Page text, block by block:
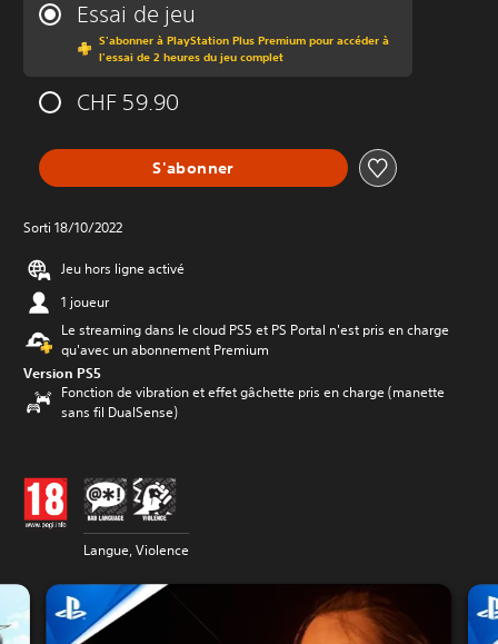
Essai de jeu
S'abonner à PlayStation Plus Premium pour accéder à
l'essai de 2 heures du jeu complet
CHF 59.90
S'abonner
Sorti 18/10/2022
Jeu hors ligne activé
1 joueur
Le streaming dans le cloud PS5 et PS Portal n'est pris en charge
qu'avec un abonnement Premium
Version PS5
Fonction de vibration et effet gâchette pris en charge (manette
sans fil DualSense)
Langue, Violence